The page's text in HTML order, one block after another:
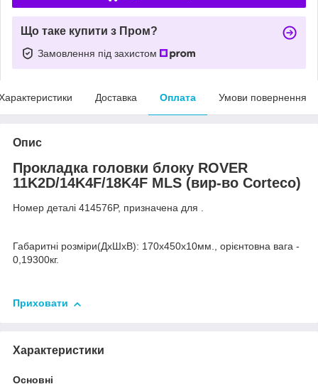
Що таке купити з Пром?
Замовлення під захистом
Доставка Оплата Умови повернення
Опис
Прокладка головки блоку ROVER
11K2D/14K4F/18K4F MLS (вир-во Corteco)
Номер деталі 414576P, призначена для .
Габаритні розміри(ДхШхВ): 170x450x10мм., орієнтовна вага -
0,19300кг.
Приховати
Характеристики
Основні